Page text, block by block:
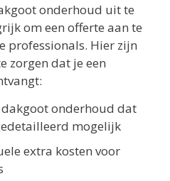
onderhoud uit te
om een offerte aan te
professionals. Hier zijn
zorgen dat je een
onderhoud dat
mogelijk
extra kosten voor